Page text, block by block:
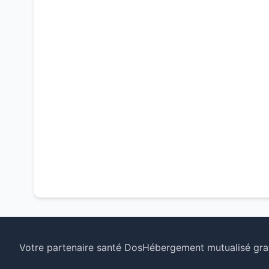
Votre partenaire santé DosHébergement mutualisé